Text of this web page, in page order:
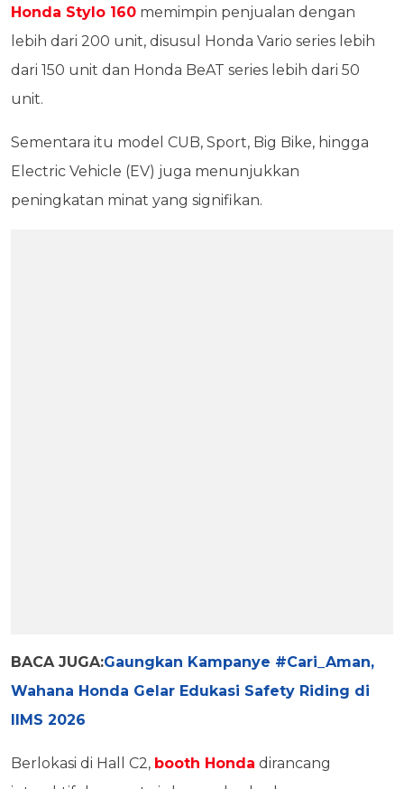
Honda Stylo 160 memimpin penjualan dengan
lebih dari 200 unit, disusul Honda Vario series lebih
dari 150 unit dan Honda BeAT series lebih dari 50
unit.
Sementara itu model CUB, Sport, Big Bike, hingga
Electric Vehicle (EV) juga menunjukkan
peningkatan minat yang signifikan.
BACA JUGA:Gaungkan Kampanye #Cari_Aman,
Wahana Honda Gelar Edukasi Safety Riding di
IIMS 2026
Berlokasi di Hall C2, booth Honda dirancang